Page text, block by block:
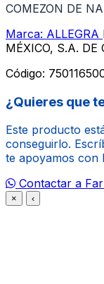
COMEZON DE
Marca: ALLEGRA
MÉXICO, S.A. DE
Código:
¿Quieres que
Este producto
conseguirlo.
te apoyamos con
Contactar a
× ‹